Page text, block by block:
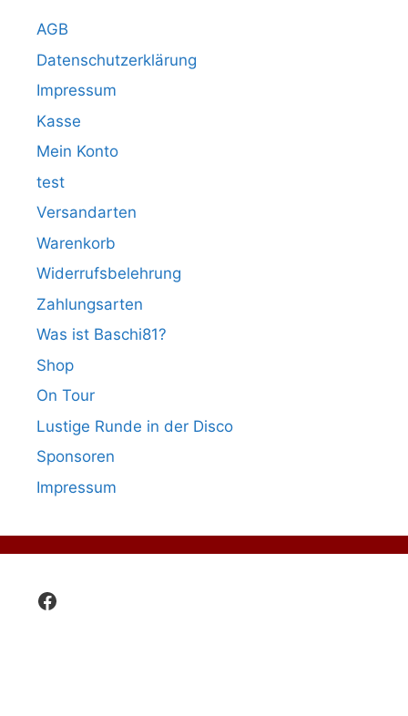
AGB
Datenschutzerklärung
Impressum
Kasse
Mein Konto
test
Versandarten
Warenkorb
Widerrufsbelehrung
Zahlungsarten
Was ist Baschi81?
Shop
On Tour
Lustige Runde in der Disco
Sponsoren
Impressum
Facebook